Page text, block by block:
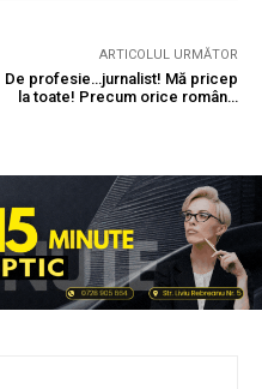
ARTICOLUL URMĂTOR
De profesie…jurnalist! Mă pricep
la toate! Precum orice român…